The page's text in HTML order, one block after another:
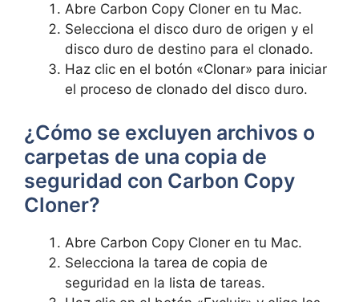
Abre‍ Carbon Copy Cloner en tu Mac.
Selecciona ‍el disco duro ‍de origen y⁤ el⁢
disco duro de destino para el clonado.
Haz clic en el botón «Clonar» para iniciar
el ​proceso ​de clonado ⁢del ‌disco duro.
¿Cómo se⁣ excluyen archivos o
carpetas de una copia de
seguridad con Carbon ⁣Copy
Cloner?
Abre Carbon Copy Cloner en tu Mac.
Selecciona la tarea de copia de
seguridad en la​ lista de ​tareas.